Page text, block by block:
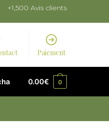
+1,500 Avis clients
Paiement
0.00€ 0